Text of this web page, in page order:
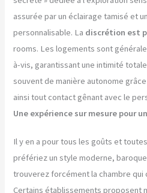
assurée par un éclairage tamisé et
personnalisable. La discrétion est
rooms. Les logements sont
à-vis, garantissant une intimité
souvent de manière autonome
ainsi tout contact gênant avec le
Une expérience sur mesure pour
Il y en a pour tous les goûts et
préfériez un style moderne,
trouverez forcément la chambre
Certains établissements proposent